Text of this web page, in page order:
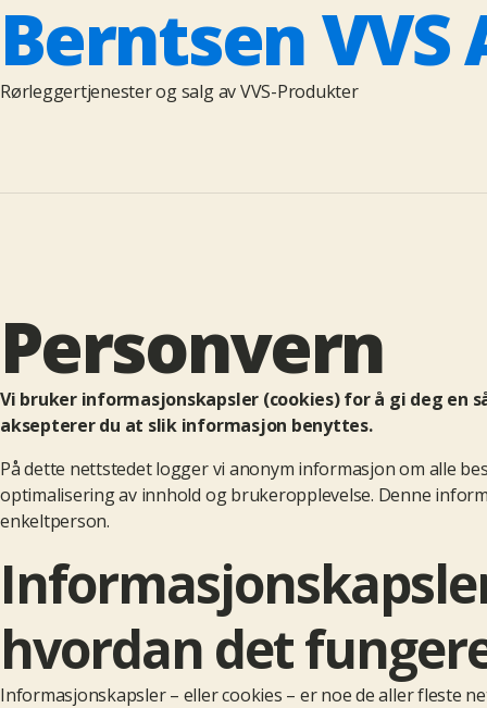
Berntsen VVS
Rørleggertjenester og salg av VVS-Produkter
Personvern
Vi bruker informasjonskapsler (cookies) for å gi deg en
aksepterer du at slik informasjon benyttes.
På dette nettstedet logger vi anonym informasjon om alle
optimalisering av innhold og brukeropplevelse. Denne
enkeltperson.
hvordan det
Informasjonskapsler – eller cookies – er noe de aller fleste